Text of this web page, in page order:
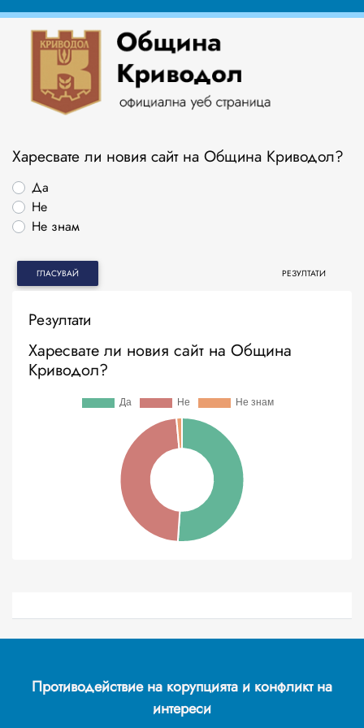
Харесвате ли новия сайт на Община Криводол?
Да
Не
Не знам
ГЛАСУВАЙ РЕЗУЛТАТИ
Резултати
Харесвате ли новия сайт на Община
Криводол?
Противодействие на корупцията и конфликт на
интереси